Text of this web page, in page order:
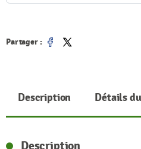
Partager :
Partager
Tweet
Description Détails
Description